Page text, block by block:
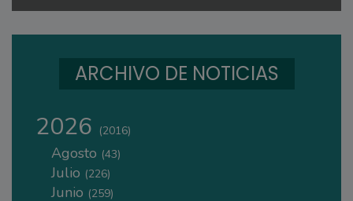
ARCHIVO DE NOTICIAS
2026 (2016)
Agosto (43)
Julio (226)
Junio (259)